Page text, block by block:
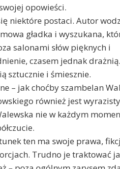
opowieści.
niektóre postaci. Autor
gładka i wyszukana,
salonami słów pięknych i
czasem jednak
sztucznie i śmiesznie.
– jak choćby szambelan
również jest
nie w każdym
ten ma swoje prawa,
Trudno je traktować